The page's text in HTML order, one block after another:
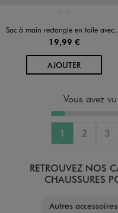
Sac à main rectangle en toile avec bandoulière femme
19,99 €
AJOUTERAU PANIER
Vous avez
1 2 3
RETROUVEZ NOS
CHAUSSURES
Autres accessoires